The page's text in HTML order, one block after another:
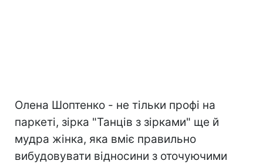
Олена Шоптенко - не тільки профі на
паркеті, зірка "Танців з зірками" ще й
мудра жінка, яка вміє правильно
вибудовувати відносини з оточуючими